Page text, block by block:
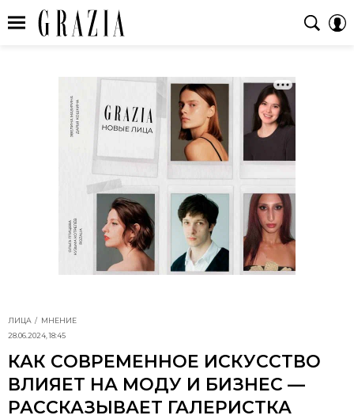
ЛИЦА
МНЕНИЕ
28.06.2024, 18:45
КАК СОВРЕМЕННОЕ ИСКУССТВО
ВЛИЯЕТ НА МОДУ И БИЗНЕС —
РАССКАЗЫВАЕТ ГАЛЕРИСТКА